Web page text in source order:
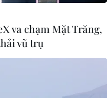
va chạm Mặt Trăng,
vũ trụ